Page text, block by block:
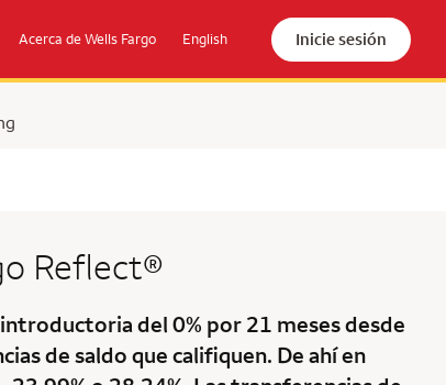
Acerca de Wells Fargo English Inicie sesión
Reflect®
del 0% por 21 meses desde
de saldo que califiquen. De ahí en